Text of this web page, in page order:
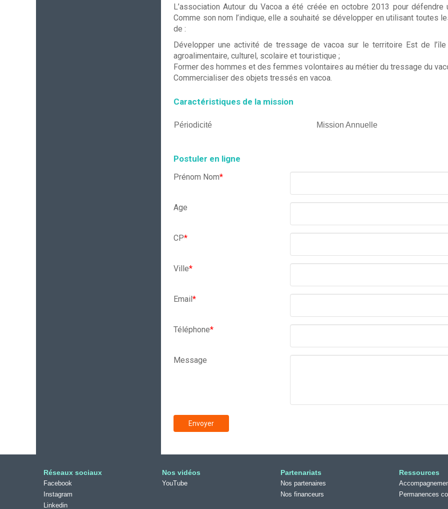
L’association Autour du Vacoa a été créée en octobre 2013 pour
Comme son nom l’indique, elle a souhaité se développer en utilisant toutes
de :
Développer une activité de tressage de vacoa sur le territoire Est de
agroalimentaire, culturel, scolaire et touristique ;
Former des hommes et des femmes volontaires au métier du tressage du
Commercialiser des objets tressés en vacoa.
Caractéristiques de la mission
Périodicité Mission Annuelle
Postuler en ligne
Prénom Nom*
Age
CP*
Ville*
Email *
Téléphone*
Message
Envoyer
Réseaux sociaux
Facebook
Instagram
Linkedin
Nos vidéos
YouTube
Partenariats
Nos partenaires
Nos financeurs
Ressources
Permanences